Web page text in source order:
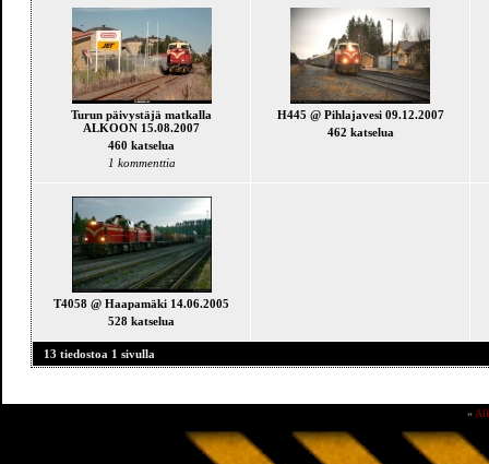
Turun päivystäjä matkalla
ALKOON 15.08.2007
460 katselua
1 kommenttia
H445 @ Pihlajavesi 09.12.2007
462 katselua
T4058 @ Haapamäki 14.06.2005
528 katselua
13 tiedostoa 1 sivulla
»